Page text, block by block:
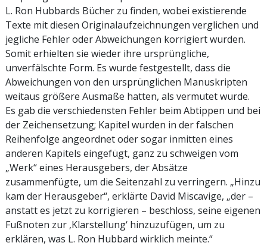
L. Ron Hubbards Bücher zu finden, wobei existierende
Texte mit diesen Originalaufzeichnungen verglichen und
jegliche Fehler oder Abweichungen korrigiert wurden.
Somit erhielten sie wieder ihre ursprüngliche,
unverfälschte Form. Es wurde festgestellt, dass die
Abweichungen von den ursprünglichen Manuskripten
weitaus größere Ausmaße hatten, als vermutet wurde.
Es gab die verschiedensten Fehler beim Abtippen und bei
der Zeichensetzung; Kapitel wurden in der falschen
Reihenfolge angeordnet oder sogar inmitten eines
anderen Kapitels eingefügt, ganz zu schweigen vom
„Werk“ eines Herausgebers, der Absätze
zusammenfügte, um die Seitenzahl zu verringern. „Hinzu
kam der Herausgeber“, erklärte David Miscavige, „der –
anstatt es jetzt zu korrigieren – beschloss, seine eigenen
Fußnoten zur ‚Klarstellung‘ hinzuzufügen, um zu
erklären, was L. Ron Hubbard wirklich meinte.“